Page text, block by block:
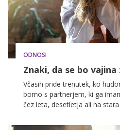
stojimo v vrsti na blagajni, in
dovolj že ena stvar, da nas
dvomiti vase, v svoje odločitve
škodljive mantre, da nismo
bo nikoli uspelo. In prav to je
zaradi katere se samo
naredimo ničesar, da bi nam
šli pogumno naprej.
ODNOSI
Znaki, da se bo
Včasih pride trenutek, ko
bomo s partnerjem, ki ga
čez leta, desetletja ali na
zdržala vse viharje in